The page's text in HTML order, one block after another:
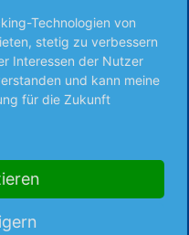
Technologien von
stetig zu verbessern
Interessen der Nutzer
und kann meine
für die Zukunft